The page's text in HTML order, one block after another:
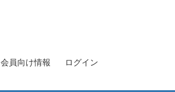
会員向け情報 ログイン